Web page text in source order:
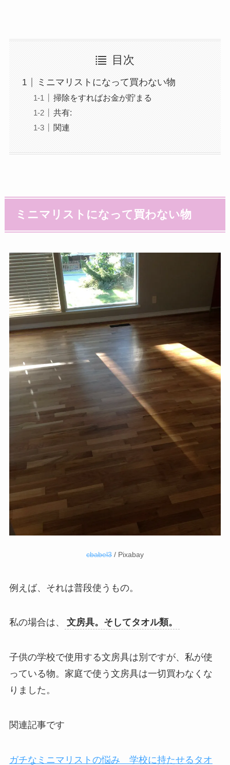
目次
ミニマリストになって買わない物
掃除をすればお金が貯まる
共有:
関連
ミニマリストになって買わない物
cbabel3 / Pixabay
例えば、それは普段使うもの。
私の場合は、 文房具。そしてタオル類。
子供の学校で使用する文房具は別ですが、私が使
っている物。家庭で使う文房具は一切買わなくな
りました。
関連記事です
ガチなミニマリストの悩み 学校に持たせるタオ